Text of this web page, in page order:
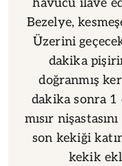
havucu ilave
Bezelye,
Üzerini
dakika
doğranmış
dakika sonra 1
mısır
son kekiği
kekik